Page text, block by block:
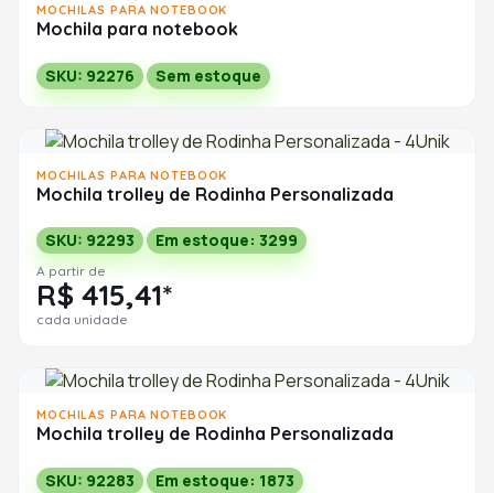
MOCHILAS PARA NOTEBOOK
Mochila para notebook
SKU: 92276 Sem estoque
MOCHILAS PARA NOTEBOOK
Mochila trolley de Rodinha Personalizada
SKU: 92293 Em estoque: 3299
A partir de
R$ 415,41*
cada unidade
MOCHILAS PARA NOTEBOOK
Mochila trolley de Rodinha Personalizada
SKU: 92283 Em estoque: 1873